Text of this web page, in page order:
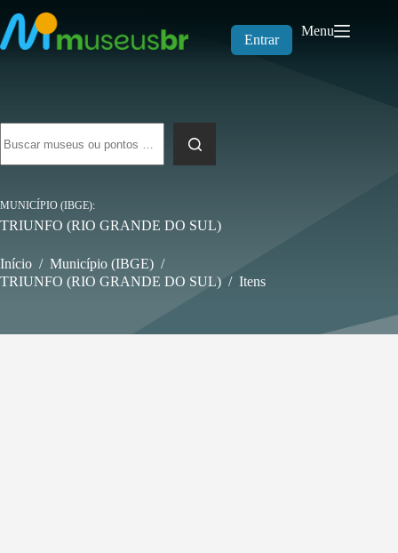
para
o
conteúdo
Entrar
Menu
resultados
MUNICÍPIO (IBGE)
TRIUNFO (RIO GRANDE DO SUL)
Início / Município (IBGE) /
TRIUNFO (RIO GRANDE DO SUL) / Itens